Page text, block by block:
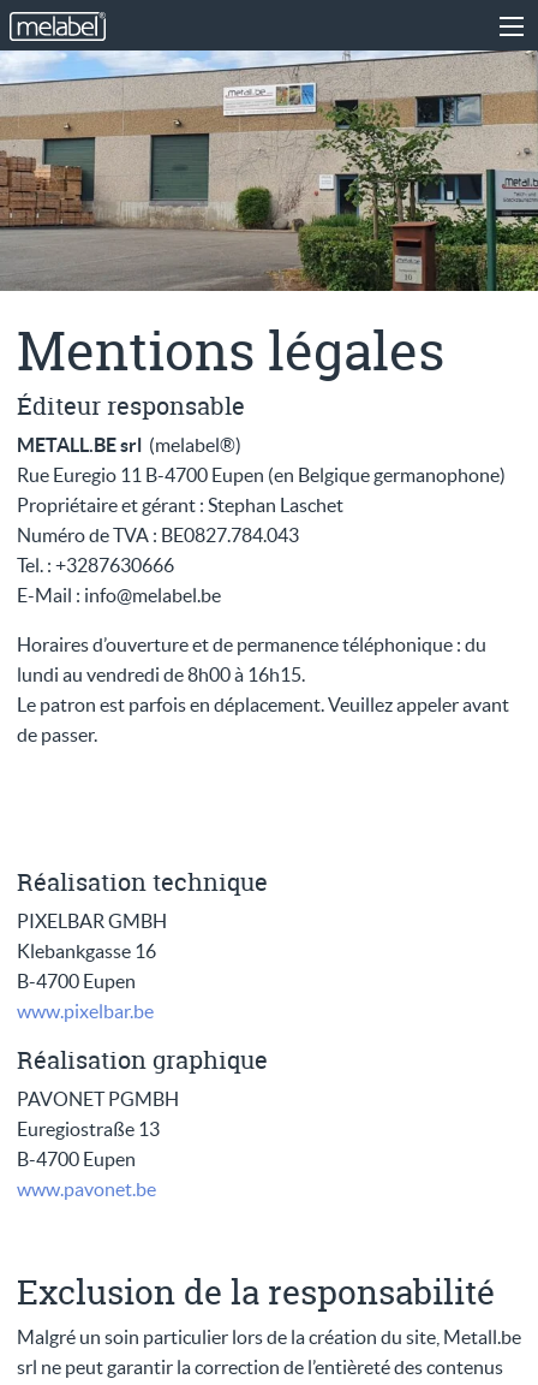
Mentions légales
Éditeur responsable
METALL.BE srl (melabel®)
Rue Euregio 11 B-4700 Eupen (en Belgique germanophone)
Propriétaire et gérant : Stephan Laschet
Numéro de TVA : BE0827.784.043
Tel. : +3287630666
E-Mail : info@melabel.be
Horaires d’ouverture et de permanence téléphonique : du
lundi au vendredi de 8h00 à 16h15.
Le patron est parfois en déplacement. Veuillez appeler avant
de passer.
Réalisation technique
PIXELBAR GMBH
Klebankgasse 16
B-4700 Eupen
www.pixelbar.be
Réalisation graphique
PAVONET PGMBH
Euregiostraße 13
B-4700 Eupen
www.pavonet.be
Exclusion de la responsabilité
Malgré un soin particulier lors de la création du site, Metall.be
srl ne peut garantir la correction de l’entièreté des contenus